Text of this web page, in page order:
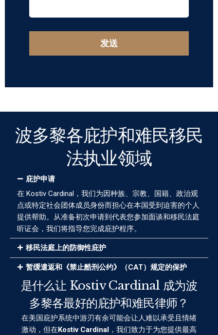
发送
波多黎各庇护和难民移民
法执业领域
庇护申请
在 Kostiv Cardinal，我们为因种族、宗教、国籍、政治观
点或特定社会团体成员身份而担心在本国受到迫害的个人
提供帮助。从准备初次申请到代表您参加面谈和移民法庭
听证会，我们将指导您完成庇护程序。
移民法庭上的防御性庇护
暂缓遣返和《禁止酷刑公约》（CAT）规定的保护
是什么让 Kostiv Cardinal 成为波
多黎各最好的庇护和难民律师？
在美国庇护系统中游刃有余可能会让人难以承受且情绪
激动，但在 Kostiv Cardinal ，我们致力于为您提供最高